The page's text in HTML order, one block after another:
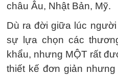
châu Âu, Nhật Bản, Mỹ.
Dù ra đời giữa lúc
sự lựa chọn các
khẩu, nhưng MỘT rất
thiết kế đơn giản